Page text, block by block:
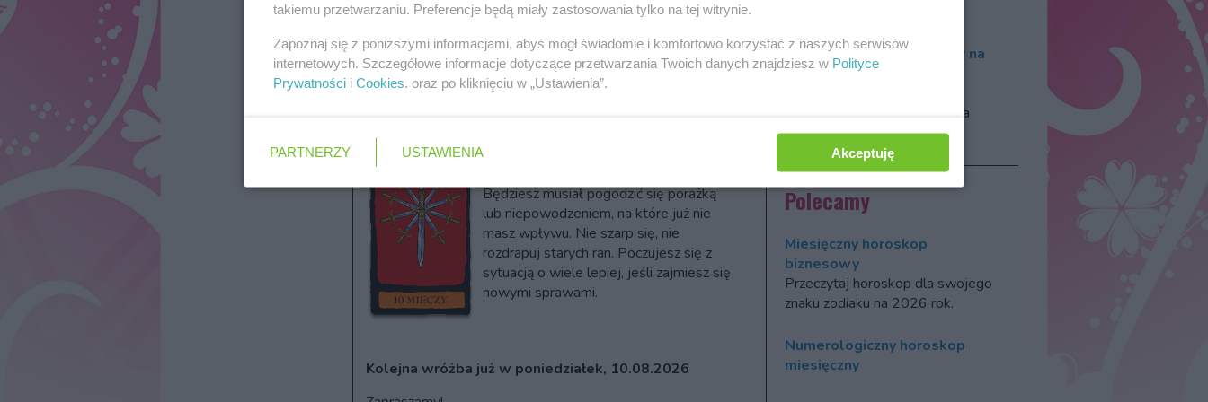
bliskim otoczeniem. W ten sposób nie
powtórzysz błędów w przyszłości.
Nawet jeśli jesteś zawiedziony w
miłości, nie ma tego złego, co by na
Przestroga: karta 10 Mieczy
Będziesz musiał pogodzić się porażką
lub niepowodzeniem, na które już nie
masz wpływu. Nie szarp się, nie
rozdrapuj starych ran. Poczujesz się z
sytuacją o wiele lepiej, jeśli zajmiesz się
nowymi sprawami.
Kolejna wróżba już w poniedziałek, 10.08.2026
Horoskop numerologiczny na
2026 rok
numerologów, włada wibracja
Dwójki.
Polecamy
Miesięczny horoskop
biznesowy
Przeczytaj horoskop dla swojego
znaku zodiaku na 2026 rok.
Numerologiczny horoskop
miesięczny
takiemu przetwarzaniu. Preferencje będą miały zastosowania tylko na tej witrynie.
Zapoznaj się z poniższymi informacjami, abyś mógł świadomie i komfortowo korzystać z naszych serwisów
internetowych. Szczegółowe informacje dotyczące przetwarzania Twoich danych znajdziesz w Polityce
Prywatności i Cookies . oraz po kliknięciu w „Ustawienia”.
PARTNERZY USTAWIENIA Akceptuję